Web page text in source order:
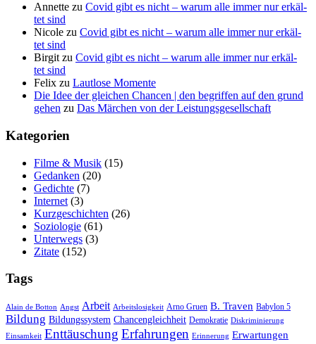
Annette zu Covid gibt es nicht – war­um alle immer nur erkäl­
tet sind
Nicole zu Covid gibt es nicht – war­um alle immer nur erkäl­
tet sind
Birgit zu Covid gibt es nicht – war­um alle immer nur erkäl­
tet sind
Felix zu Laut­lo­se Momente
Die Idee der gleichen Chancen | den begriffen auf den grund
gehen zu Das Mär­chen von der Leistungsgesellschaft
Kate­go­rien
Filme & Musik (15)
Gedanken (20)
Gedichte (7)
Internet (3)
Kurzgeschichten (26)
Soziologie (61)
Unterwegs (3)
Zitate (152)
Tags
Alain de Botton Angst Arbeit Arbeitslosigkeit Arno Gruen B. Traven Babylon 5
Bildung Bildungssystem Chancengleichheit Demokratie Diskriminierung
Einsamkeit Enttäuschung Erfahrungen Erinnerung Erwartungen